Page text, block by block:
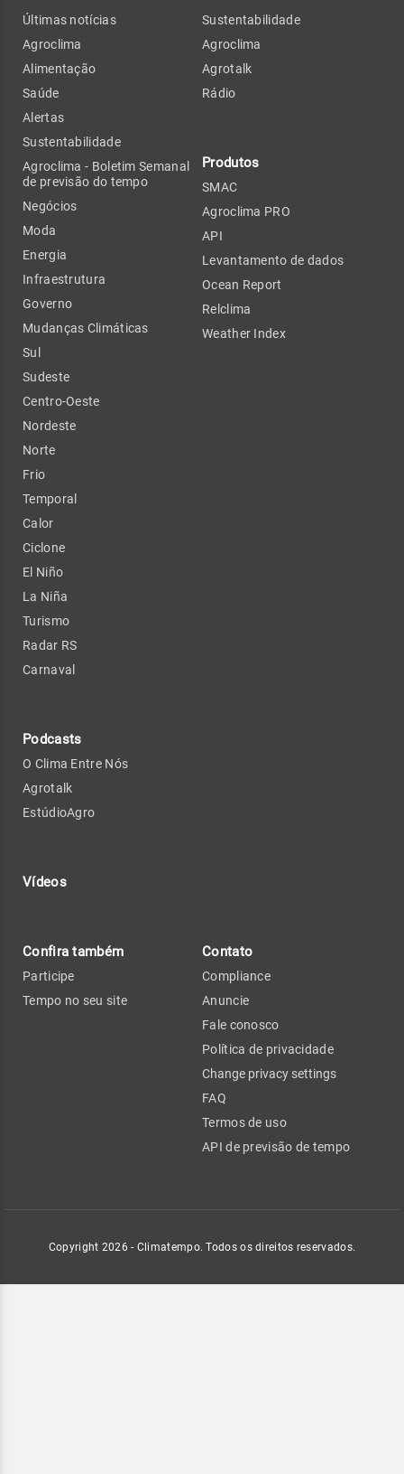
Últimas notícias
Agroclima
Alimentação
Saúde
Alertas
Sustentabilidade
Agroclima - Boletim Semanal
de previsão do tempo
Negócios
Moda
Energia
Infraestrutura
Governo
Mudanças Climáticas
Sul
Sudeste
Centro-Oeste
Nordeste
Norte
Frio
Temporal
Calor
Ciclone
El Niño
La Niña
Turismo
Radar RS
Carnaval
Podcasts
O Clima Entre Nós
Agrotalk
EstúdioAgro
Vídeos
Sustentabilidade
Agroclima
Agrotalk
Rádio
Produtos
SMAC
Agroclima PRO
API
Levantamento de dados
Ocean Report
Relclima
Weather Index
Confira também
Participe
Tempo no seu site
Contato
Compliance
Anuncie
Fale conosco
Política de privacidade
Change privacy settings
FAQ
Termos de uso
API de previsão de tempo
Copyright 2026 - Climatempo. Todos os direitos reservados.